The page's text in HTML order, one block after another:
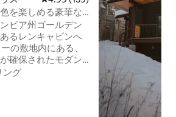
を楽しめる豪華な
ビア州ゴールデン
るレンキャビンへ
の敷地内にある、
確保されたモダン
で
ング